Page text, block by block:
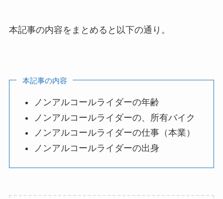
本記事の内容をまとめると以下の通り。
本記事の内容
ノンアルコールライダーの年齢
ノンアルコールライダーの、所有バイク
ノンアルコールライダーの仕事（本業）
ノンアルコールライダーの出身